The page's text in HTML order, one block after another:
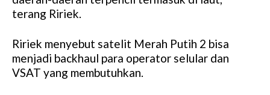
terang Ririek.
Ririek menyebut satelit Merah Putih 2 bisa
menjadi backhaul para operator selular dan
VSAT yang membutuhkan.